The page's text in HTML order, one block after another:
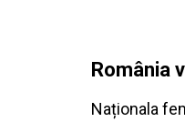
România
Naționala